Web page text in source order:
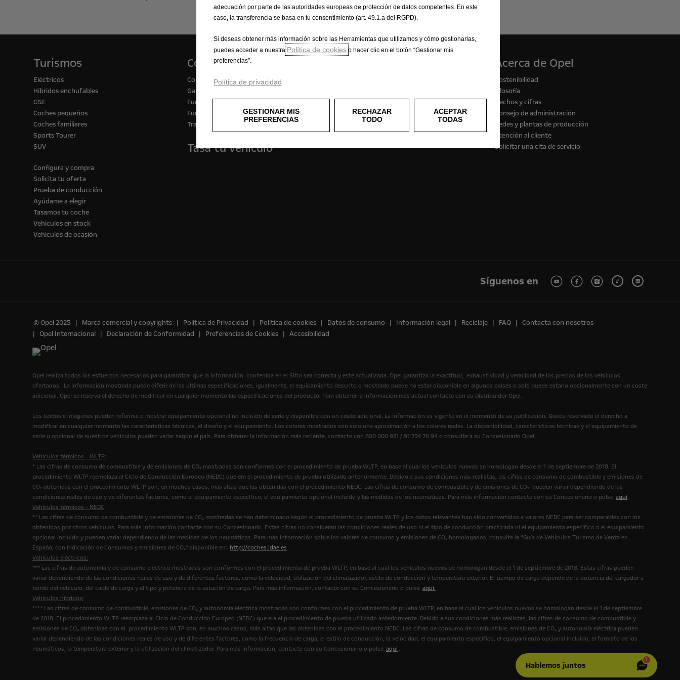
Turismos
Eléctricos
Híbridos enchufables
GSE
Coches pequeños
Coches familiares
Sports Tourer
SUV
Configura y compra
Solicita tu oferta
Prueba de conducción
Ayúdame a elegir
Tasamos tu coche
Vehículos en stock
Vehículos de ocasión
Comerciales
Configurador
Gama de vehículos comerciales
Furgón para carga
Furgón para pasajeros
Transformaciones
Tasa tu vehículo
Prototipos
Opel classic
Campañas
Acerca de Opel
Sostenibilidad
Filosofía
Hechos y cifras
Consejo de administración
Sedes y plantas de producción
Atención al cliente
Solicitar una cita de servicio
Síguenos en
© Opel 2025 Marca comercial y copyrights Política de Privacidad Política de cookies Datos de consumo Información legal Reciclaje FAQ
Contacta con nosotros
Opel Internacional
Declaración de Conformidad Preferencias de Cookies Accesibilidad
Opel realiza todos los esfuerzos necesarios para garantizar que la información contenida en el Sitio sea correcta y esté actualizada. Opel garantiza la exactitud, exhaustividad y veracidad de los precios de los vehículos
ofertados. La información mostrada puede diferir de las últimas especificaciones, igualmente, el equipamiento descrito o mostrado puede no estar disponible en algunos países o solo puede estarlo opcionalmente con un coste
adicional. Opel se reserva el derecho de modificar en cualquier momento las especificaciones del producto. Para obtener la información más actual contacte con su Distribuidor Opel.
Los textos e imágenes pueden referirse o mostrar equipamiento opcional no incluido de serie y disponible con un coste adicional. La información es vigente en el momento de su publicación. Queda reservado el derecho a
modificar en cualquier momento las características técnicas, el diseño y el equipamiento. Los colores mostrados son solo una aproximación a los colores reales. La disponibilidad, características técnicas y el equipamiento de
serie u opcional de nuestros vehículos pueden variar según el país. Para obtener la información más reciente, contacte con 800 000 921 / 91 754 70 94 o consulte a su Concesionario Opel.
Vehículos térmicos - WLTP:
* Las cifras de consumo de combustible y de emisiones de CO₂ mostradas son conformes con el procedimiento de prueba WLTP, en base al cual los vehículos nuevos se homologan desde el 1 de septiembre de 2018. El
procedimiento WLTP reemplaza al Ciclo de Conducción Europeo (NEDC) que era el procedimiento de prueba utilizado anteriormente. Debido a sus condiciones más realistas, las cifras de consumo de combustible y emisiones de
CO₂ obtenidas con el procedimiento WLTP son, en muchos casos, más altas que las obtenidas con el procedimiento NEDC. Las cifras de consumo de combustible y de emisiones de CO₂ pueden variar dependiendo de las
condiciones reales de uso y de diferentes factores, como el equipamiento específico, el equipamiento opcional incluido y las medidas de los neumáticos. Para más información contacte con su Concesionario o pulse aquí .
Vehículos térmicos - NEDC
** Las cifras de consumo de combustible y de emisiones de CO₂ mostradas se han determinado según el procedimiento de prueba WLTP y los datos relevantes han sido convertidos a valores NEDC para ser comparables con los
obtenidos por otros vehículos. Para más información contacte con su Concesionario. Estas cifras no consideran las condiciones reales de uso ni el tipo de conducción practicada ni el equipamiento específico o el equipamiento
opcional incluido y pueden variar dependiendo de las medidas de los neumáticos. Para más información sobre los valores de consumo y emisiones de CO₂ homologados, consulte la “Guía de Vehículos Turismo de Venta en
España, con Indicación de Consumos y emisiones de CO₂" disponible en: http://coches.idae.es
Vehículos eléctricos:
*** Las cifras de autonomía y de consumo eléctrico mostradas son conformes con el procedimiento de prueba WLTP, en base al cual los vehículos nuevos se homologan desde el 1 de septiembre de 2018. Estas cifras pueden
variar dependiendo de las condiciones reales de uso y de diferentes factores, como la velocidad, utilización del climatizador, estilo de conducción y temperatura exterior. El tiempo de carga depende de la potencia del cargador a
bordo del vehículo, del cable de carga y el tipo y potencia de la estación de carga. Para más información, contacte con su Concesionario o pulse aquí.
Vehículos híbridos:
**** Las cifras de consumo de combustible, emisiones de CO₂ y autonomía eléctrica mostradas son conformes con el procedimiento de prueba WLTP, en base al cual los vehículos nuevos se homologan desde el 1 de septiembre
de 2018. El procedimiento WLTP reemplaza al Ciclo de Conducción Europeo (NEDC) que era el procedimiento de prueba utilizado anteriormente. Debido a sus condiciones más realistas, las cifras de consumo de combustible y
emisiones de CO₂ obtenidas con el procedimiento WLTP son, en muchos casos, más altas que las obtenidas con el procedimiento NEDC. Las cifras de consumo de combustible, emisiones de CO₂ y autonomía eléctrica pueden
variar dependiendo de las condiciones reales de uso y de diferentes factores, como la frecuencia de carga, el estilo de conducción, la velocidad, el equipamiento específico, el equipamiento opcional incluido, el formato de los
neumáticos, la temperatura exterior y la utilización del climatizador. Para más información, contacte con su Concesionario o pulse aquí .
adecuación por parte de las autoridades europeas de protección de datos competentes. En este
caso, la transferencia se basa en tu consentimiento (art. 49.1.a del RGPD).
Si deseas obtener más información sobre las Herramientas que utilizamos y cómo gestionarlas,
puedes acceder a nuestra Política de cookies o hacer clic en el botón “Gestionar mis
preferencias”.
Política de privacidad
GESTIONAR MIS
PREFERENCIAS
ACEPTAR
TODAS
RECHAZAR
TODO
Hablemos juntos
1